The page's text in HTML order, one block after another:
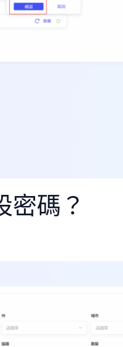
密碼？